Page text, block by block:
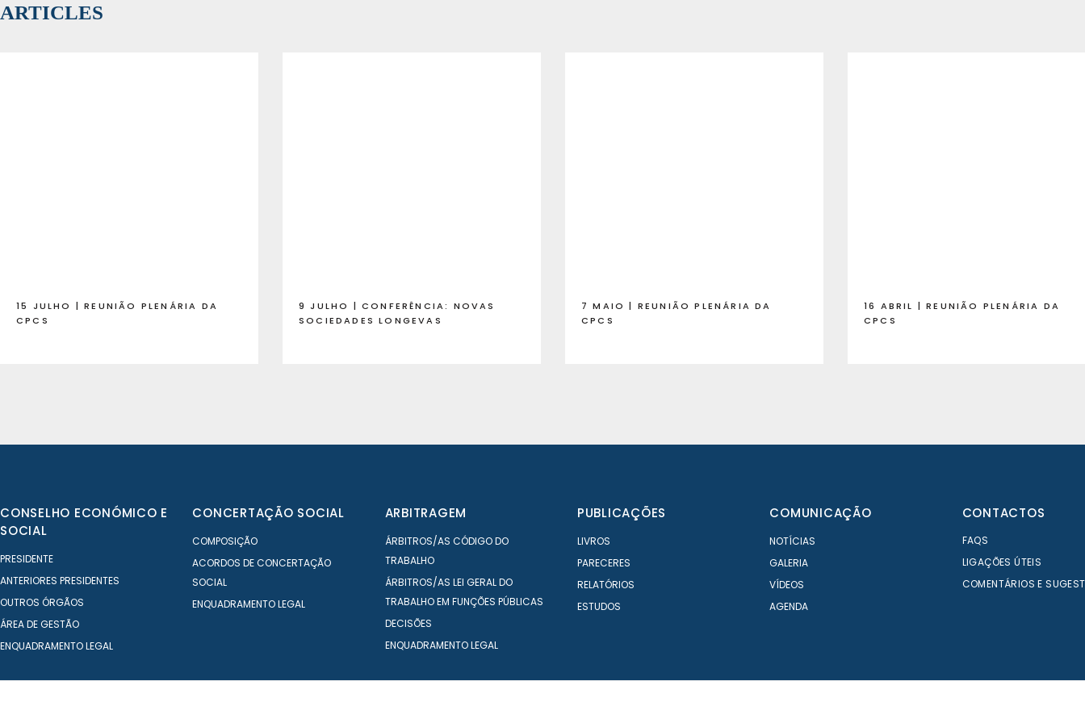
ARTICLES
15 JULHO | REUNIÃO PLENÁRIA DA
CPCS
9 JULHO | CONFERÊNCIA: NOVAS
SOCIEDADES LONGEVAS
7 MAIO | REUNIÃO PLENÁRIA DA
CPCS
16 ABRIL | REUNIÃO PLENÁRIA DA
CPCS
CONSELHO ECONÓMICO E
SOCIAL
PRESIDENTE
ANTERIORES PRESIDENTES
OUTROS ÓRGÃOS
ÁREA DE GESTÃO
ENQUADRAMENTO LEGAL
CONCERTAÇÃO SOCIAL
COMPOSIÇÃO
ACORDOS DE CONCERTAÇÃO
SOCIAL
ENQUADRAMENTO LEGAL
ARBITRAGEM
ÁRBITROS/AS CÓDIGO DO
TRABALHO
ÁRBITROS/AS LEI GERAL DO
TRABALHO EM FUNÇÕES PÚBLICAS
DECISÕES
ENQUADRAMENTO LEGAL
PUBLICAÇÕES
LIVROS
PARECERES
RELATÓRIOS
ESTUDOS
COMUNICAÇÃO
NOTÍCIAS
GALERIA
VÍDEOS
AGENDA
CONTACTOS
FAQS
LIGAÇÕES ÚTEIS
COMENTÁRIOS E